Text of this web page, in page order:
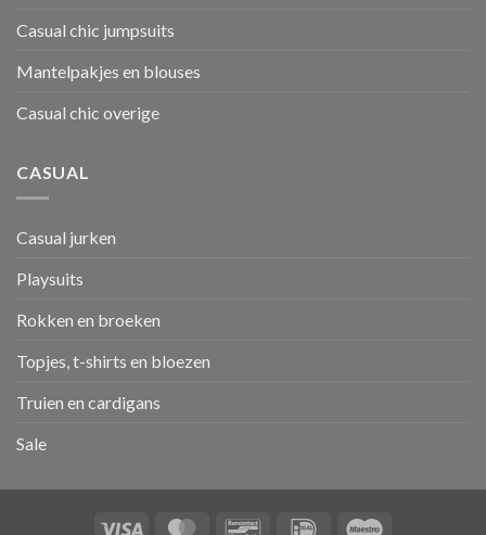
Casual chic jumpsuits
Mantelpakjes en blouses
Casual chic overige
CASUAL
Casual jurken
Playsuits
Rokken en broeken
Topjes, t-shirts en bloezen
Truien en cardigans
Sale
Visa MasterCardBancontactIDeal